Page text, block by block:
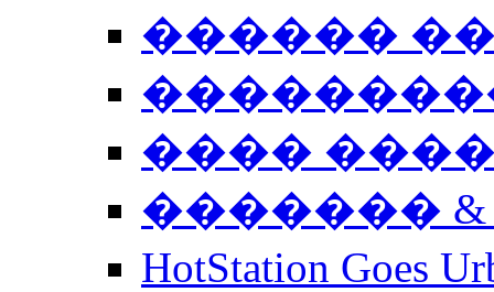
������
����
�������
HotStation